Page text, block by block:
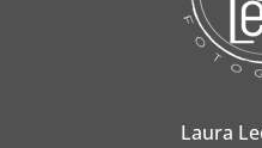
Laura